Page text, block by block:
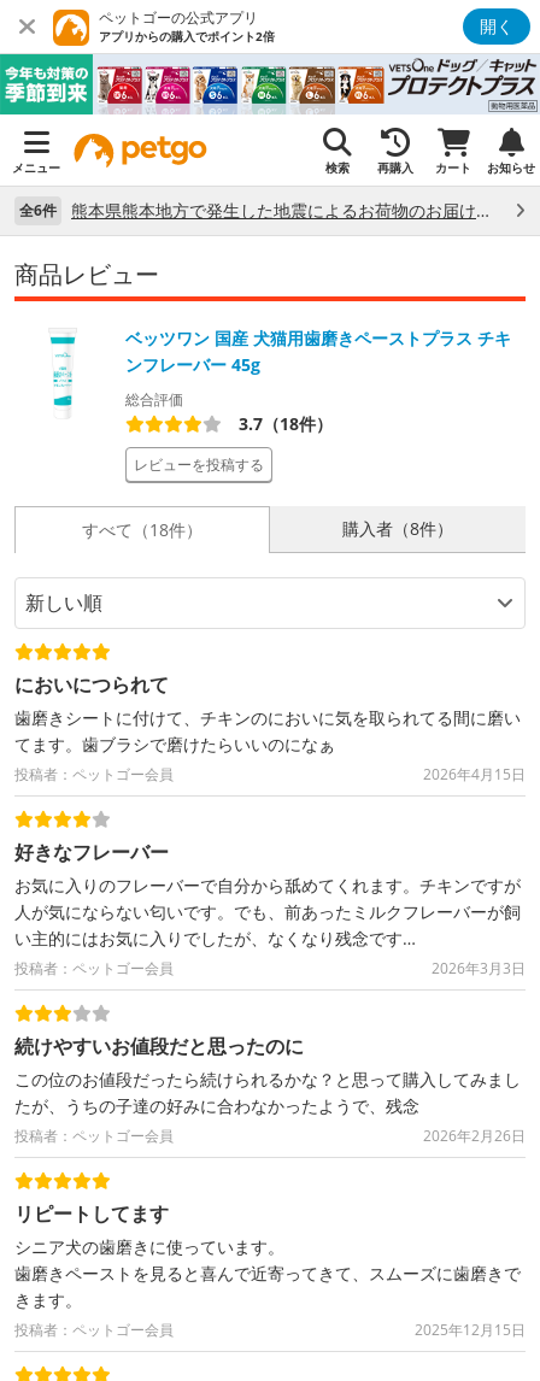
ペットゴーの公式アプリ
アプリからの購入でポイント2倍 開く
メニュー 検索 再購入 カート お知らせ
全6件 熊本県熊本地方で発生した地震によるお荷物のお届け状況について （7/28）
商品レビュー
ベッツワン 国産 犬猫用歯磨きペーストプラス チキ
ンフレーバー 45g
総合評価
3.7（18件）
レビューを投稿する
すべて（18件） 購入者（8件）
においにつられて
歯磨きシートに付けて、チキンのにおいに気を取られてる間に磨い
てます。歯ブラシで磨けたらいいのになぁ
投稿者：ペットゴー会員 2026年4月15日
好きなフレーバー
お気に入りのフレーバーで自分から舐めてくれます。チキンですが
人が気にならない匂いです。でも、前あったミルクフレーバーが飼
い主的にはお気に入りでしたが、なくなり残念です…
投稿者：ペットゴー会員 2026年3月3日
続けやすいお値段だと思ったのに
この位のお値段だったら続けられるかな？と思って購入してみまし
たが、うちの子達の好みに合わなかったようで、残念
投稿者：ペットゴー会員 2026年2月26日
リピートしてます
シニア犬の歯磨きに使っています。
歯磨きペーストを見ると喜んで近寄ってきて、スムーズに歯磨きで
きます。
投稿者：ペットゴー会員 2025年12月15日